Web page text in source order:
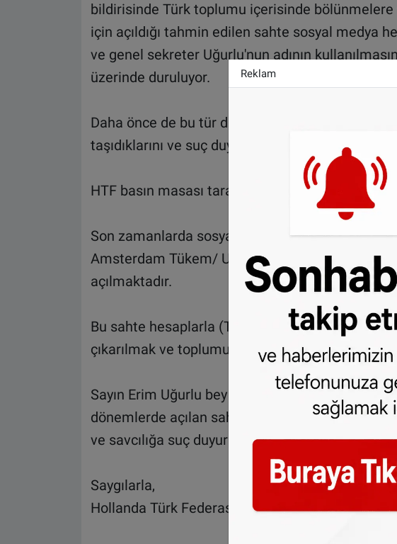
bildirisinde Türk toplumu içerisinde
için açıldığı tahmin edilen sahte sosyal medya
ve genel sekreter Uğurlu'nun adının
üzerinde duruluyor.
Daha önce de bu tür durumlarla karşılaştıklarını
taşıdıklarını ve suç duyurusunda bulunduklarını
HTF basın masası tarafından yayımlanan basın
Son zamanlarda sosyal medyada genel
Amsterdam Tükem/ Ulu Cami (Tükem Ülkü
açılmaktadır.
Bu sahte hesaplarla (Twitter ve Facebook) Türk
çıkarılmak ve toplumun bazı kesimleri provoke
Sayın Erim Uğurlu bey ve Tükem/ Ulu Cami
dönemlerde açılan sahte hesaplarda olduğu
ve savcılığa suç duyurusunda bulunmuşlardır.
Saygılarla,
Hollanda Türk Federasyon Basın Masası
Reklam